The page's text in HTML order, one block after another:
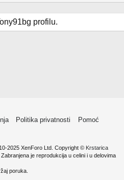
profilu.
Politika privatnosti
Pomoć
2025 XenForo Ltd. Copyright © Krstarica
je reprodukcija u celini i u delovima
poruka.